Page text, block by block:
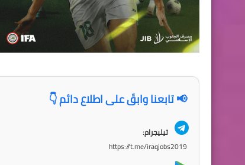
📢 تابعنا وابقَ على اطلاع دائم 👇
تيليجرام:
https://t.me/iraqjobs2019